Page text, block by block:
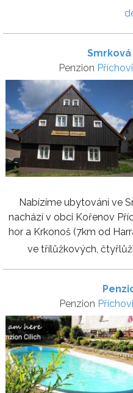
Penzion
Nabízíme ubytování ve
nachází v obci Kořenov
hor a Krkonoš (7km od
ve třílůžkových,
Penzion